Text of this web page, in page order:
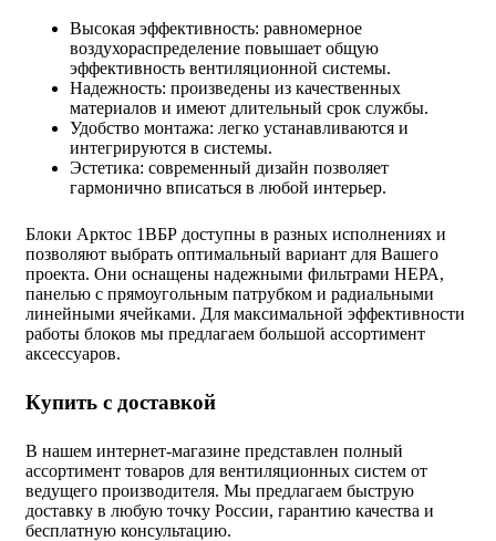
Высокая эффективность: равномерное
воздухораспределение повышает общую
эффективность вентиляционной системы.
Надежность: произведены из качественных
материалов и имеют длительный срок службы.
Удобство монтажа: легко устанавливаются и
интегрируются в системы.
Эстетика: современный дизайн позволяет
гармонично вписаться в любой интерьер.
Блоки Арктос 1ВБР доступны в разных исполнениях и
позволяют выбрать оптимальный вариант для Вашего
проекта. Они оснащены надежными фильтрами НЕРА,
панелью с прямоугольным патрубком и радиальными
линейными ячейками. Для максимальной эффективности
работы блоков мы предлагаем большой ассортимент
аксессуаров.
Купить с доставкой
В нашем интернет-магазине представлен полный
ассортимент товаров для вентиляционных систем от
ведущего производителя. Мы предлагаем быструю
доставку в любую точку России, гарантию качества и
бесплатную консультацию.